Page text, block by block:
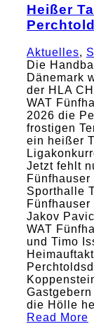
Heißer
Aktuelles,
Die
Dänemark
der HLA
WAT
2026 die
frostigen
ein heißer
Jetzt fehlt
Sporthalle
Jakov
WAT
und Timo
die Hölle
Read More